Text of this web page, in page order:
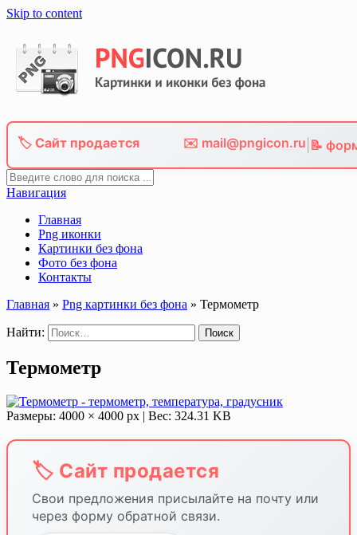
Skip to content
🏷️ Сайт продается ✉️ mail@pngicon.ru 📝
Навигация
Главная
Png иконки
Картинки без фона
Фото без фона
Контакты
Главная » Png картинки без фона » Термометр
Найти:
Термометр
Размеры: 4000 × 4000 px | Вес: 324.31 KB
🏷️ Сайт продается
Свои предложения присылайте на почту или
через форму обратной связи.